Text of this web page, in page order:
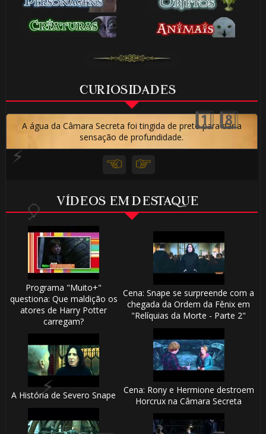
CURIOSIDADES
A água da Câmara Secreta foi tingida de preto para dar a
sensação de profundidade.
VÍDEOS EM DESTAQUE
Programa "Muito+"
questiona: Que maldição os
atores de Harry Potter
carregam?
Cena: Snape se surpreende com a
chegada da Ordem da Fênix em
"Relíquias da Morte - Parte 2"
A História de Severo Snape
Cena: Rony e Hermione destroem
Horcrux na Câmara Secreta
1️⃣ 8️⃣
🎈